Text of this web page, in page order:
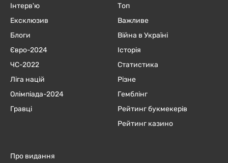
Інтерв'ю
Ексклюзив
Блоги
Євро-2024
ЧC-2022
Ліга націй
Олімпіада-2024
Гравці
Топ
Важливе
Війна в Україні
Історія
Статистика
Різне
Гемблінг
Рейтинг букмекерів
Рейтинг казино
Про видання